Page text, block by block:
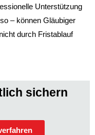
Unterstützung
– können Gläubiger
durch Fristablauf
sichern